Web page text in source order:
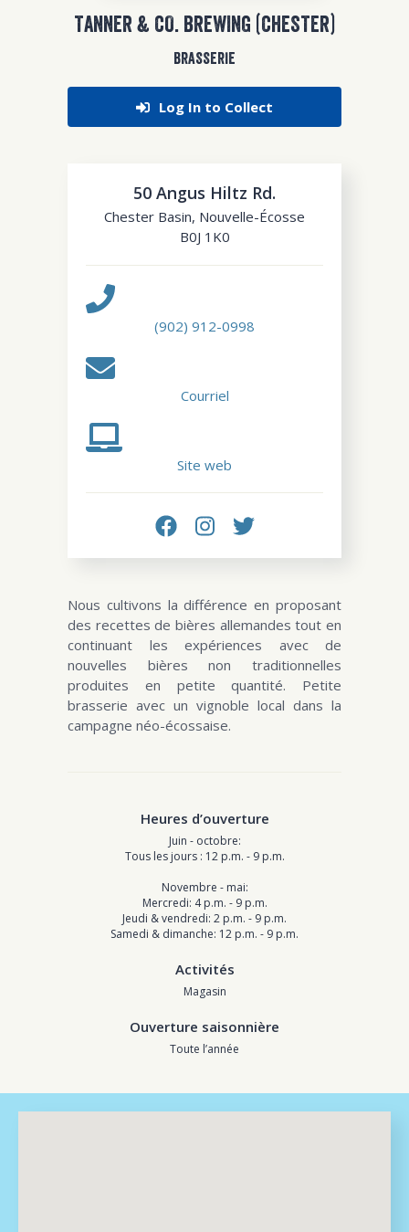
TANNER & CO. BREWING (CHESTER)
BRASSERIE
Log In to Collect
50 Angus Hiltz Rd.
Chester Basin, Nouvelle-Écosse
B0J 1K0
(902) 912-0998
Courriel
Site web
Nous cultivons la différence en proposant
des recettes de bières allemandes tout en
continuant les expériences avec de
nouvelles bières non traditionnelles
produites en petite quantité. Petite
brasserie avec un vignoble local dans la
campagne néo-écossaise.
Heures d’ouverture
Juin - octobre:
Tous les jours : 12 p.m. - 9 p.m.
Novembre - mai:
Mercredi: 4 p.m. - 9 p.m.
Jeudi & vendredi: 2 p.m. - 9 p.m.
Samedi & dimanche: 12 p.m. - 9 p.m.
Activités
Magasin
Ouverture saisonnière
Toute l’année